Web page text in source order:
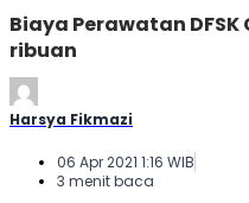
Biaya Perawatan DFSK
ribuan
Harsya Fikmazi
06 Apr 2021 1:16 WIB
3 menit baca